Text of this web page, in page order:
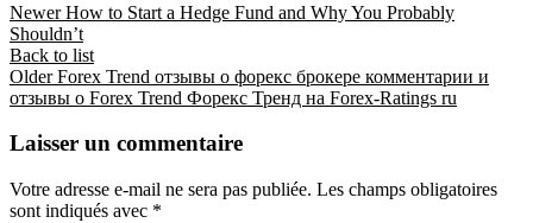
Newer How to Start a Hedge Fund and Why You Probably
Shouldn’t
Back to list
Older Forex Trend отзывы о форекс брокере комментарии и
отзывы о Forex Trend Форекс Тренд на Forex-Ratings ru
Laisser un commentaire
Votre adresse e-mail ne sera pas publiée. Les champs obligatoires
sont indiqués avec *